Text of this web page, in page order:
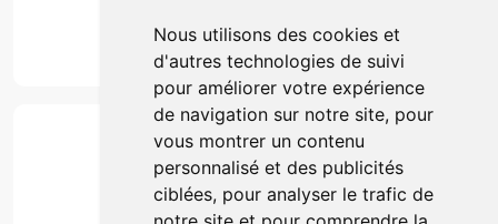
Nous utilisons des cookies et
d'autres technologies de suivi
pour améliorer votre expérience
de navigation sur notre site, pour
vous montrer un contenu
personnalisé et des publicités
ciblées, pour analyser le trafic de
Suivez-nous
Paiement
Simple, rapide et 100% sécurisé